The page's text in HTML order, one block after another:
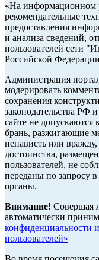
«На информационном
рекомендательные
предоставления
и анализа сведений,
пользователей сети
Российской
Администрация
модерировать
сохранения
законодательства РФ
сайте не
брань, разжигающие
ненависть или
достоинства,
пользователей, не
переданы по запросу
органы.
Внимание! Совершая
автоматически
конфиденциальности
пользователей»